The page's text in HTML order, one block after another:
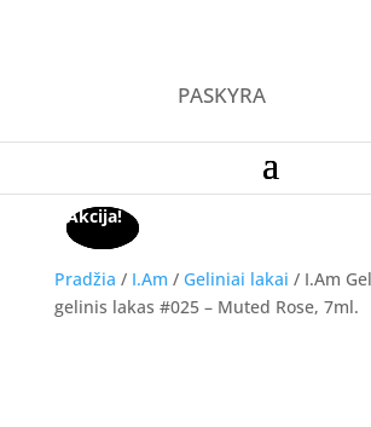
PASKYRA
Pradžia / I.Am / Geliniai lakai / I.Am
gelinis lakas #025 – Muted Rose, 7ml.
Akcija!
Akcija!
Akcija!